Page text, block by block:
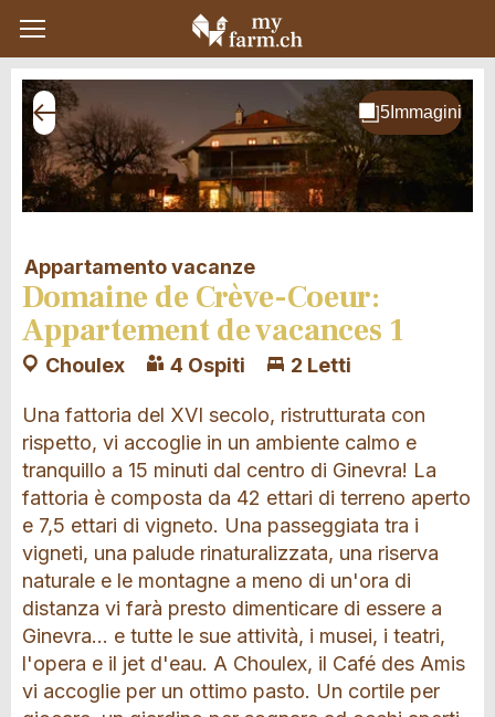
Appartamento vacanze
Domaine de Crève-Coeur:
Appartement de vacances 1
Choulex 4 Ospiti 2 Letti
Una fattoria del XVI secolo, ristrutturata con
rispetto, vi accoglie in un ambiente calmo e
tranquillo a 15 minuti dal centro di Ginevra! La
fattoria è composta da 42 ettari di terreno aperto
e 7,5 ettari di vigneto. Una passeggiata tra i
vigneti, una palude rinaturalizzata, una riserva
naturale e le montagne a meno di un'ora di
distanza vi farà presto dimenticare di essere a
Ginevra... e tutte le sue attività, i musei, i teatri,
l'opera e il jet d'eau. A Choulex, il Café des Amis
vi accoglie per un ottimo pasto. Un cortile per